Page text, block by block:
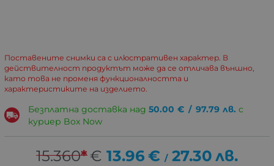
Поставените снимки са с илюстративен характер. В
действителност продуктът може да се отличава външно,
като това не променя функционалността и
характеристиките на изделието.
Безплатна доставка над 50.00 € / 97.79 лв. с
куриер Box Now
15.360*€ 13.96 € / 27.30 лв.